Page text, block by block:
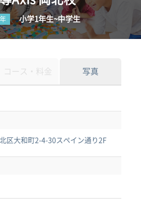
小学1年生~中学生
コース・料金 写真
区大和町2-4-30スペイン通り2F